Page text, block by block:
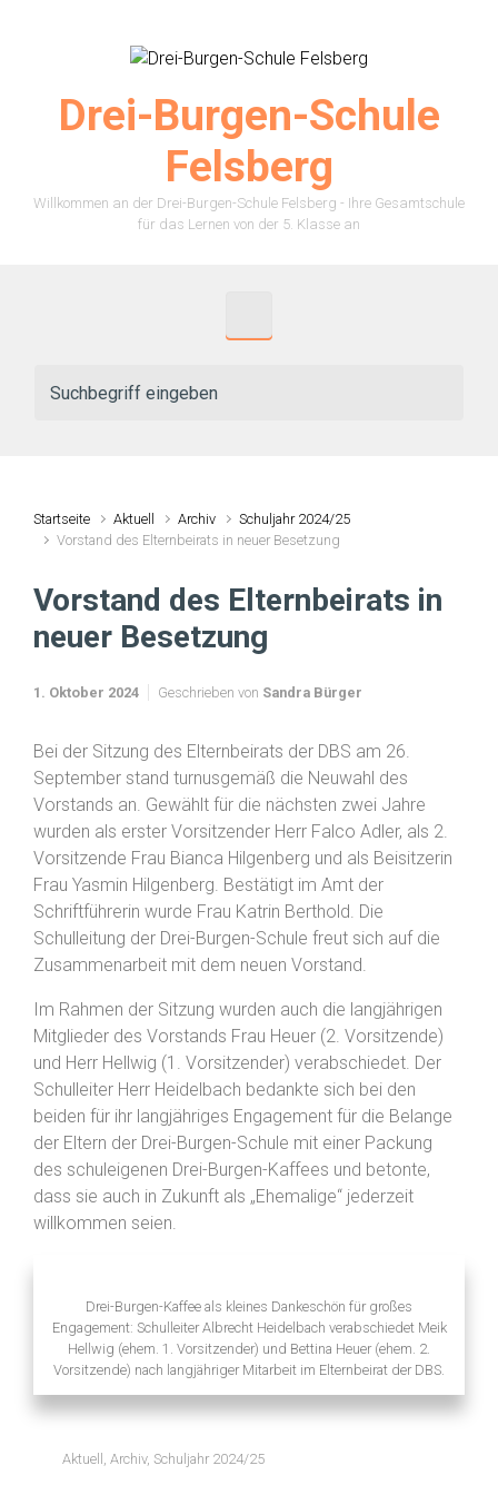
Drei-Burgen-Schule
Felsberg
Willkommen an der Drei-Burgen-Schule Felsberg - Ihre Gesamtschule
für das Lernen von der 5. Klasse an
Startseite Aktuell Archiv
Schuljahr 2024/25
Vorstand des Elternbeirats in neuer Besetzung
Vorstand des Elternbeirats in
neuer Besetzung
1. Oktober 2024 Geschrieben von Sandra Bürger
Bei der Sitzung des Elternbeirats der DBS am 26.
September stand turnusgemäß die Neuwahl des
Vorstands an. Gewählt für die nächsten zwei Jahre
wurden als erster Vorsitzender Herr Falco Adler, als 2.
Vorsitzende Frau Bianca Hilgenberg und als Beisitzerin
Frau Yasmin Hilgenberg. Bestätigt im Amt der
Schriftführerin wurde Frau Katrin Berthold. Die
Schulleitung der Drei-Burgen-Schule freut sich auf die
Zusammenarbeit mit dem neuen Vorstand.
Im Rahmen der Sitzung wurden auch die langjährigen
Mitglieder des Vorstands Frau Heuer (2. Vorsitzende)
und Herr Hellwig (1. Vorsitzender) verabschiedet. Der
Schulleiter Herr Heidelbach bedankte sich bei den
beiden für ihr langjähriges Engagement für die Belange
der Eltern der Drei-Burgen-Schule mit einer Packung
des schuleigenen Drei-Burgen-Kaffees und betonte,
dass sie auch in Zukunft als „Ehemalige“ jederzeit
willkommen seien.
Drei-Burgen-Kaffee als kleines Dankeschön für großes
Engagement: Schulleiter Albrecht Heidelbach verabschiedet Meik
Hellwig (ehem. 1. Vorsitzender) und Bettina Heuer (ehem. 2.
Vorsitzende) nach langjähriger Mitarbeit im Elternbeirat der DBS.
Aktuell Archiv, Schuljahr 2024/25